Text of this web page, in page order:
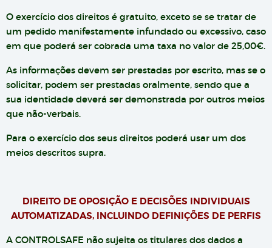
O exercício dos direitos é gratuito, exceto se se tratar de
um pedido manifestamente infundado ou excessivo, caso
em que poderá ser cobrada uma taxa no valor de 25,00€.
As informações devem ser prestadas por escrito, mas se o
solicitar, podem ser prestadas oralmente, sendo que a
sua identidade deverá ser demonstrada por outros meios
que não-verbais.
Para o exercício dos seus direitos poderá usar um dos
meios descritos supra.
DIREITO DE OPOSIÇÃO E DECISÕES INDIVIDUAIS
AUTOMATIZADAS, INCLUINDO DEFINIÇÕES DE PERFIS
A CONTROLSAFE não sujeita os titulares dos dados a